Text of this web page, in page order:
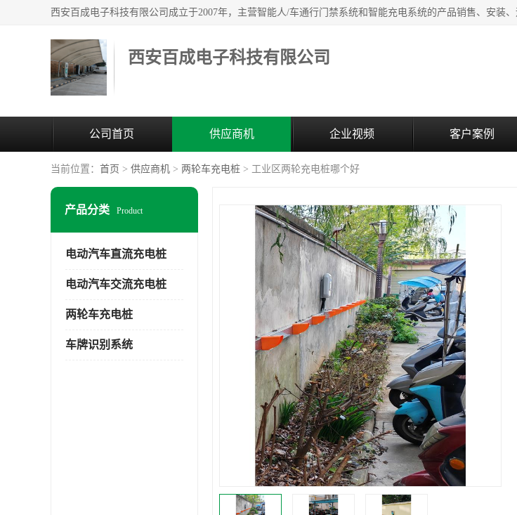
西安百成电子科技有限公司
公司首页 供应商机 企业视频 客户案例
当前位置： 首页 > 供应商机 > 两轮车充电桩 > 工业区两轮充电桩哪个好
产品分类 Product
电动汽车直流充电桩
电动汽车交流充电桩
两轮车充电桩
车牌识别系统